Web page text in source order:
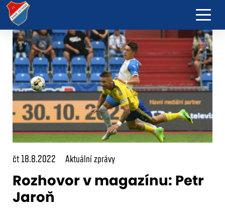
čt 18.8.2022 Aktuální zprávy
Rozhovor v magazínu: Petr
Jaroň